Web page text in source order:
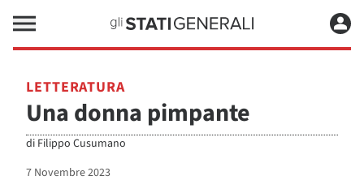
LETTERATURA
Una donna pimpante
di Filippo Cusumano
7 Novembre 2023